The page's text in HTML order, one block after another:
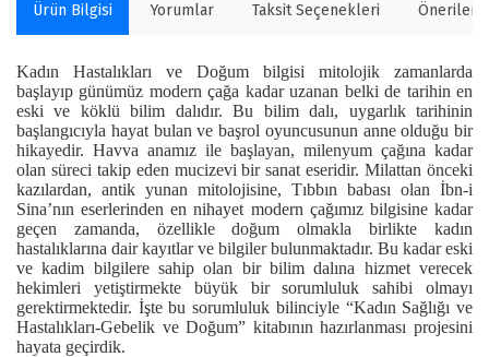
Ürün Bilgisi Yorumlar Taksit Seçenekleri
Kadın Hastalıkları ve Doğum bilgisi mitolojik zamanlarda
başlayıp günümüz modern çağa kadar uzanan belki de tarihin en
eski ve köklü bilim dalıdır. Bu bilim dalı, uygarlık tarihinin
başlangıcıyla hayat bulan ve başrol oyuncusunun anne olduğu bir
hikayedir. Havva anamız ile başlayan, milenyum çağına kadar
olan süreci takip eden mucizevi bir sanat eseridir. Milattan önceki
kazılardan, antik yunan mitolojisine, Tıbbın babası olan İbn-i
Sina’nın eserlerinden en nihayet modern çağımız bilgisine kadar
geçen zamanda, özellikle doğum olmakla birlikte kadın
hastalıklarına dair kayıtlar ve bilgiler bulunmaktadır. Bu kadar eski
ve kadim bilgilere sahip olan bir bilim dalına hizmet verecek
hekimleri yetiştirmekte büyük bir sorumluluk sahibi olmayı
gerektirmektedir. İşte bu sorumluluk bilinciyle “Kadın Sağlığı ve
Hastalıkları-Gebelik ve Doğum” kitabının hazırlanması projesini
hayata geçirdik.